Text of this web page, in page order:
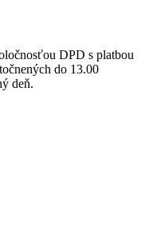
DPD s platbou
do 13.00
deň.